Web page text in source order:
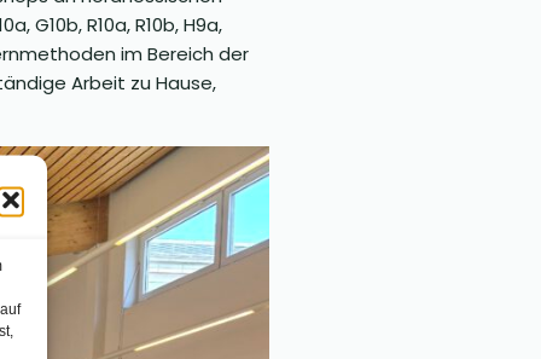
G10b, R10a, R10b, H9a,
im Bereich der
Arbeit zu Hause,